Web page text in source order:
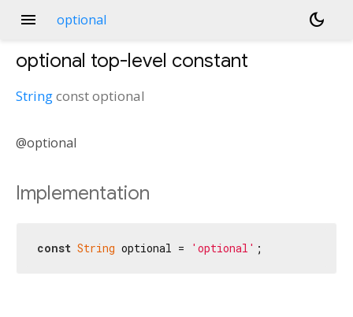
menu optional dark_mode
optional top-level constant
Stringconstoptional
@optional
Implementation
const String optional = 'optional' ;